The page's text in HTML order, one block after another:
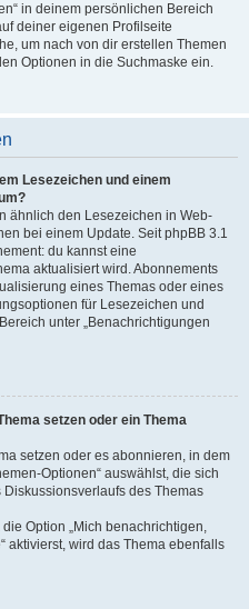
in deinem persönlichen Bereich
deiner eigenen Profilseite
um nach von dir erstellen Themen
Optionen in die Suchmaske ein.
Lesezeichen und einem
ähnlich den Lesezeichen in Web-
bei einem Update. Seit phpBB 3.1
du kannst eine
aktualisiert wird. Abonnements
eines Themas oder eines
für Lesezeichen und
unter „Benachrichtigungen
setzen oder ein Thema
setzen oder es abonnieren, in dem
Optionen“ auswählst, die sich
des Themas
Option „Mich benachrichtigen,
aktivierst, wird das Thema ebenfalls